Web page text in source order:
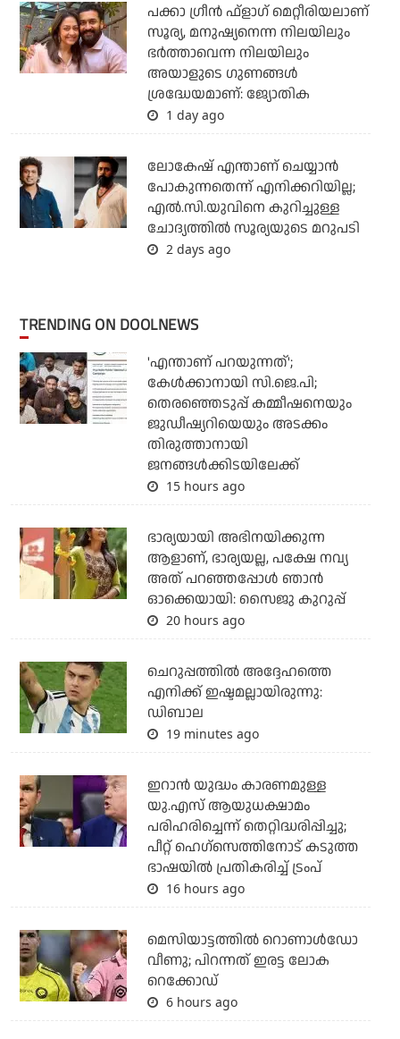
പക്കാ ഗ്രീന്‍ ഫ്‌ളാഗ് മെറ്റീരിയലാണ്
സൂര്യ, മനുഷ്യനെന്ന നിലയിലും
ഭര്‍ത്താവെന്ന നിലയിലും
അയാളുടെ ഗുണങ്ങള്‍
ശ്രദ്ധേയമാണ്: ജ്യോതിക
1 day ago
ലോകേഷ് എന്താണ് ചെയ്യാന്‍
പോകുന്നതെന്ന് എനിക്കറിയില്ല;
എല്‍.സി.യുവിനെ കുറിച്ചുള്ള
ചോദ്യത്തില്‍ സൂര്യയുടെ മറുപടി
2 days ago
TRENDING ON DOOLNEWS
'എന്താണ് പറയുന്നത്';
കേള്‍ക്കാനായി സി.ജെ.പി;
തെരഞ്ഞെടുപ്പ് കമ്മീഷനെയും
ജുഡീഷ്യറിയെയും അടക്കം
തിരുത്താനായി
ജനങ്ങള്‍ക്കിടയിലേക്ക്
15 hours ago
ഭാര്യയായി അഭിനയിക്കുന്ന
ആളാണ്, ഭാര്യയല്ല, പക്ഷേ നവ്യ
അത് പറഞ്ഞപ്പോള്‍ ഞാന്‍
ഓക്കെയായി: സൈജു കുറുപ്പ്
20 hours ago
ചെറുപ്പത്തില്‍ അദ്ദേഹത്തെ
എനിക്ക് ഇഷ്ടമല്ലായിരുന്നു:
ഡിബാല
19 minutes ago
ഇറാന്‍ യുദ്ധം കാരണമുള്ള
യു.എസ് ആയുധക്ഷാമം
പരിഹരിച്ചെന്ന് തെറ്റിദ്ധരിപ്പിച്ചു;
പീറ്റ് ഹെഗ്‌സെത്തിനോട് കടുത്ത
ഭാഷയില്‍ പ്രതികരിച്ച് ട്രംപ്
16 hours ago
മെസിയാട്ടത്തില്‍ റൊണാള്‍ഡോ
വീണു; പിറന്നത് ഇരട്ട ലോക
റെക്കോഡ്
6 hours ago